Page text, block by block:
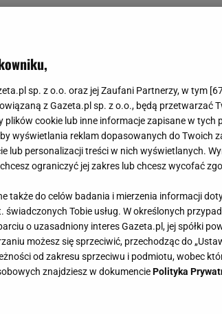
sp. z o.o. oraz jej Zaufani Partnerzy, w tym [
z Gazeta.pl sp. z o.o., będą przetwarzać
plików cookie lub inne informacje zapisane w tych
wyświetlania reklam dopasowanych do Twoich
lub personalizacji treści w nich wyświetlanych.
ograniczyć jej zakres lub chcesz wycofać
także do celów badania i mierzenia informacji
świadczonych Tobie usług. W określonych
o uzasadniony interes Gazeta.pl, jej spółki
możesz się sprzeciwić, przechodząc do
od zakresu sprzeciwu i podmiotu, wobec
znajdziesz w dokumenciePolityka